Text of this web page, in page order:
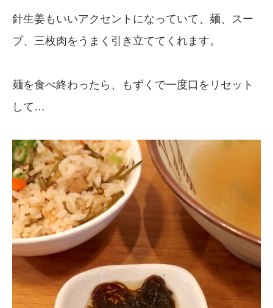
針生姜もいいアクセントになっていて、麺、スー
プ、三枚肉をうまく引き立ててくれます。
麺を食べ終わったら、もずくで一度口をリセット
して…